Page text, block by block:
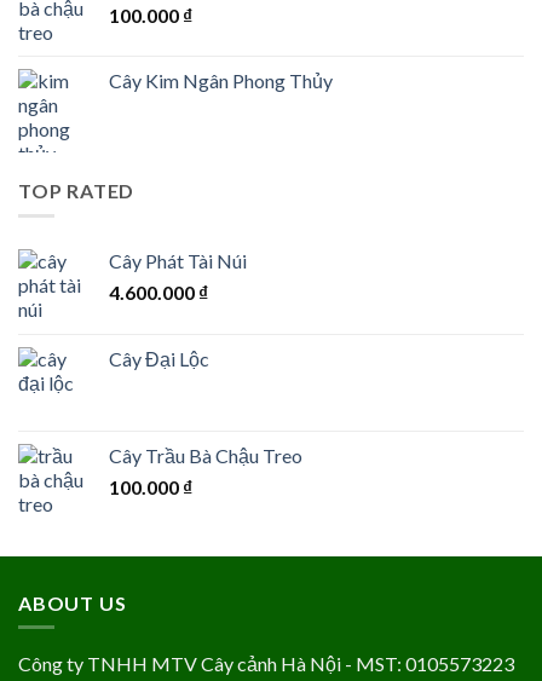
100.000 ₫
Cây Kim Ngân Phong Thủy
TOP RATED
Cây Phát Tài Núi
4.600.000 ₫
Cây Đại Lộc
Cây Trầu Bà Chậu Treo
100.000 ₫
ABOUT US
Công ty TNHH MTV Cây cảnh Hà Nội - MST: 0105573223